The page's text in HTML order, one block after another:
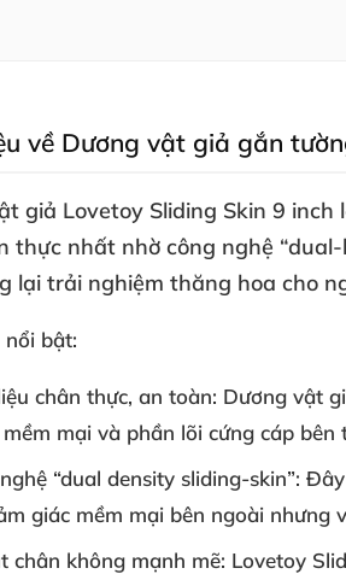
về Dương vật giả gắn
giả Lovetoy Sliding Skin 9
thực nhất nhờ công nghệ
lại trải nghiệm thăng hoa cho
bật:
chân thực, an toàn: Dương vật
mại và phần lõi cứng cáp bên
“dual density sliding-skin”:
giác mềm mại bên ngoài nhưng
chân không mạnh mẽ: Lovetoy